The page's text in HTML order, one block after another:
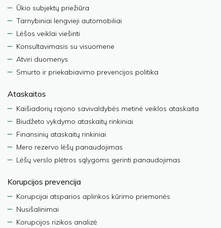
Ūkio subjektų priežiūra
Tarnybiniai lengvieji automobiliai
Lėšos veiklai viešinti
Konsultavimasis su visuomene
Atviri duomenys
Smurto ir priekabiavimo prevencijos politika
Ataskaitos
Kaišiadorių rajono savivaldybės metinė veiklos ataskaita
Biudžeto vykdymo ataskaitų rinkiniai
Finansinių ataskaitų rinkiniai
Mero rezervo lėšų panaudojimas
Lėšų verslo plėtros sąlygoms gerinti panaudojimas
Korupcijos prevencija
Korupcijai atsparios aplinkos kūrimo priemonės
Nusišalinimai
Korupcijos rizikos analizė